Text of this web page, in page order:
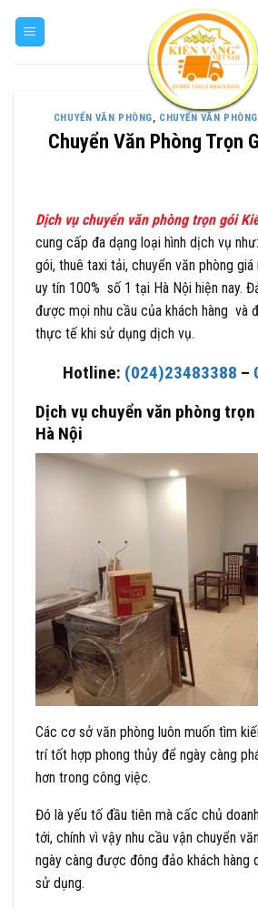
CHUYỂN VĂN PHÒNG, CHUYỂN VĂN
Chuyển Văn Phòng Trọn
Dịch vụ chuyển văn phòng trọn gói
cung cấp đa dạng loại hình dịch vụ
gói, thuê taxi tải, chuyển văn phòng
uy tín 100% số 1 tại Hà Nội hiện nay.
được mọi nhu cầu của khách hàng và
thực tế khi sử dụng dịch vụ.
Hotline: (024)23483388 –
Dịch vụ chuyển văn phòng
Hà Nội
Các cơ sở văn phòng luôn muốn tìm
trí tốt hợp phong thủy để ngày càng
hơn trong công việc.
Đó là yếu tố đầu tiên mà cấc chủ
tới, chính vì vậy nhu cầu vận chuyển
ngày càng được đông đảo khách hàng
sử dụng.